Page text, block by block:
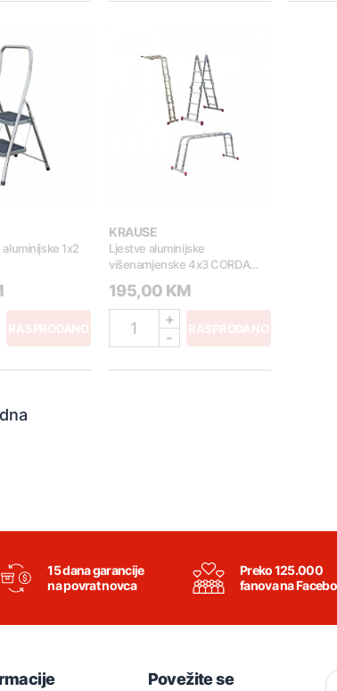
1x2
RASPRODANO
KRAUSE
Ljestve aluminijske
višenamjenske 4x3 CORDA
195,00 KM
1
+
-
RASPRODANO
15 dana garancije
na povrat novca
Preko 125.000
fanova na
Povežite se